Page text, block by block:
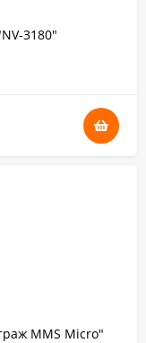
3180"
MMS Micro"